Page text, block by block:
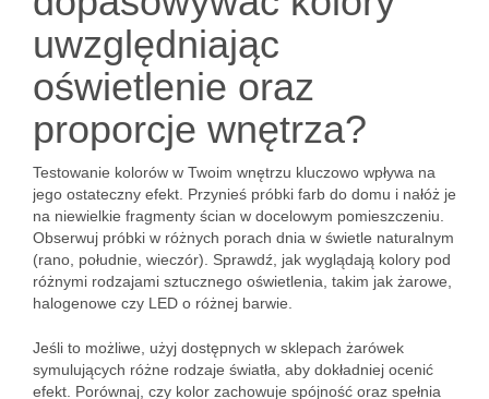
uwzględniając
oświetlenie oraz
proporcje wnętrza?
Testowanie kolorów w Twoim wnętrzu kluczowo wpływa na
jego ostateczny efekt. Przynieś próbki farb do domu i nałóż je
na niewielkie fragmenty ścian w docelowym pomieszczeniu.
Obserwuj próbki w różnych porach dnia w świetle naturalnym
(rano, południe, wieczór). Sprawdź, jak wyglądają kolory pod
różnymi rodzajami sztucznego oświetlenia, takim jak żarowe,
halogenowe czy LED o różnej barwie.
Jeśli to możliwe, użyj dostępnych w sklepach żarówek
symulujących różne rodzaje światła, aby dokładniej ocenić
efekt. Porównaj, czy kolor zachowuje spójność oraz spełnia